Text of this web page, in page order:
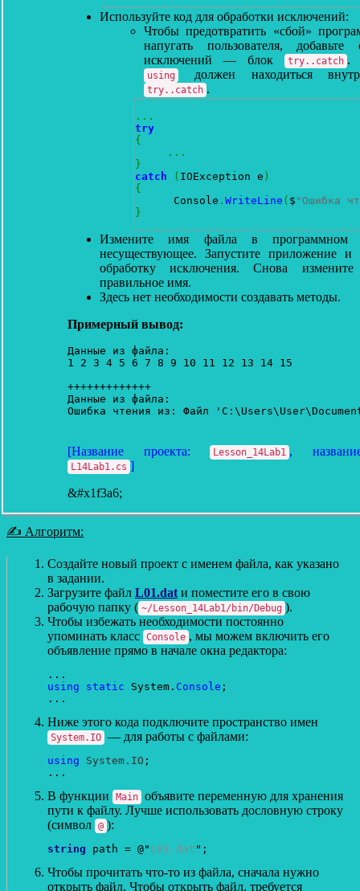
Используйте код для обработки исключений:
Чтобы предотвратить «сбой»
напугать пользователя, добавьте
исключений — блок
try..catch .
using должен находиться
try..catch .
...
try
{
...
}
catch
( IOException e )
{
      Console
. WriteLine ( $ "Ошибка
}
Измените имя файла в программном
несуществующее. Запустите приложение и
обработку исключения. Снова
правильное имя.
Здесь нет необходимости создавать методы.
Примерный вывод:
Данные из файла:
1 2 3 4 5 6 7 8 9 10 11 12 13 14 15
+++++++++++++
Данные из файла:
[Название проекта: Lesson_14Lab1 ,
L14Lab1.cs ]
✍ Алгоритм:
Создайте новый проект с именем файла, как указано
в задании.
Загрузите файл L01.dat и поместите его в свою
рабочую папку ( ~/Lesson_14Lab1/bin/Debug ).
Чтобы избежать необходимости постоянно
упоминать класс Console , мы можем включить его
объявление прямо в начале окна редактора:
using static System. Console ;
Ниже этого кода подключите пространство имен
System.IO — для работы с файлами:
using System.IO ;
В функции Main объявите переменную для хранения
пути к файлу. Лучше использовать дословную строку
(символ @ ):
string path = @" L01.dat
Чтобы прочитать что-то из файла, сначала нужно
открыть файл. Чтобы открыть файл, требуется